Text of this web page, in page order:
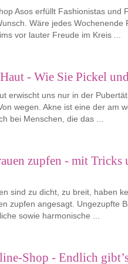
Asos erfüllt Fashionistas und
Wäre jedes Wochenende
vor lauter Freude im Kreis ...
- Wie Sie Pickel
erwischt uns nur in der
wegen. Akne ist eine der am
bei Menschen, die das ...
zupfen - mit
sind zu dicht, zu breit, haben
zupfen angesagt. Ungezupfte
sowie harmonische ...
Shop - Endlich